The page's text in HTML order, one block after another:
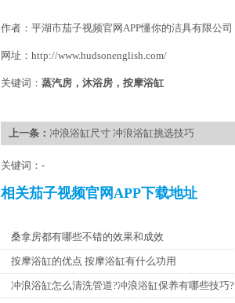
作者：平湖市茄子视频官网APP懂你的洁具有限公司
网址：http://www.hudsonenglish.com/
关键词： 蒸汽房 ， 沐浴房 ， 按摩浴缸
上一条： 冲浪浴缸尺寸 冲浪浴缸挑选技巧
关键词：-
相关茄子视频官网APP下载地址
桑拿房都有哪些不错的效果和成效
按摩浴缸的优点 按摩浴缸有什么功用
冲浪浴缸怎么清洗管道?冲浪浴缸保养有哪些技巧?